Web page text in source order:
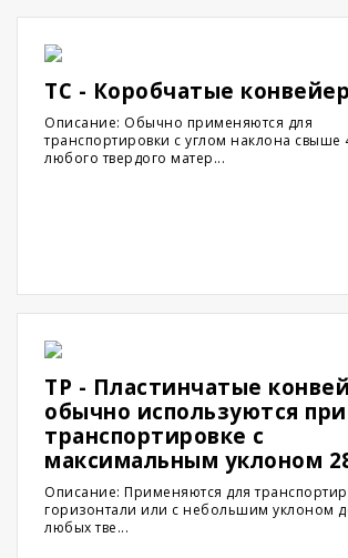
TC - Коробчатые
Описание: Обычно применяются для
транспортировки с углом наклона свыше
любого твердого матер...
TP - Пластинчатые
обычно используются при
транспортировке с
максимальным уклоном
Описание: Применяются для
горизонтали или с небольшим уклоном
любых тве...